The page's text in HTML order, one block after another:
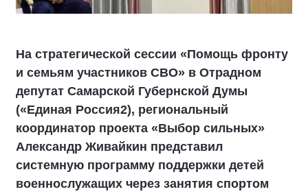
На стратегической сессии «Помощь фронту
и семьям участников СВО» в Отрадном
депутат Самарской Губернской Думы
(«Единая Россия2), региональный
координатор проекта «Выбор сильных»
Александр Живайкин представил
системную программу поддержки детей
военнослужащих через занятия спортом